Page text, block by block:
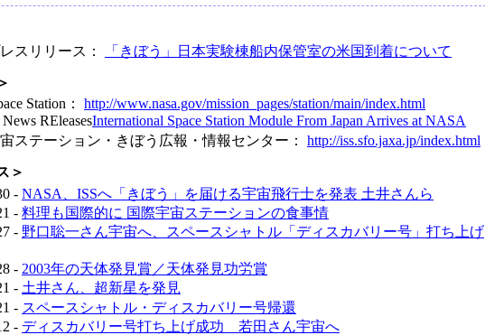
スリリース：
「きぼう」日本実験棟船内保管室の米国到着について
Station： http://www.nasa.gov/mission_pages/station/main/index.html
REleasesInternational Space Station Module From Japan Arrives at NASA
ステーション・きぼう広報・情報センター： http://iss.sfo.jaxa.jp/index.html
＞
- NASA、ISSへ「きぼう」を届ける宇宙飛行士を発表 土井さんら
- 料理も国際的に 国際宇宙ステーションの食事情
- 野口聡一さん宇宙へ、スペースシャトル「ディスカバリー号」打ち上げ
- 2003年の天体発見賞／天体発見功労賞
- 土井さん、超新星を発見
- スペースシャトル・ディスカバリー号帰還
- ディスカバリー号打ち上げ成功 若田さん宇宙へ